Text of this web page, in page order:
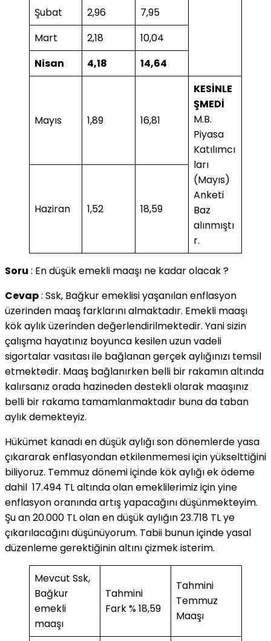
Şubat 2,96
7,95
Mart
2,18
10,04
Nisan
4,18 14,64
Mayıs 1,89 16,81
KESİNLE
ŞMEDİ
M.B.
Piyasa
Katılımcı
ları
(Mayıs)
Anketi
Baz
alınmıştı
r.
Haziran 1,52 18,59
Soru : En düşük emekli maaşı ne kadar olacak ?
Cevap: Ssk, Bağkur emeklisi yaşanılan enflasyon
üzerinden maaş farklarını almaktadır. Emekli maaşı
kök aylık üzerinden değerlendirilmektedir. Yani sizin
çalışma hayatınız boyunca kesilen uzun vadeli
sigortalar vasıtası ile bağlanan gerçek aylığınızı temsil
etmektedir. Maaş bağlanırken belli bir rakamın altında
kalırsanız orada hazineden destekli olarak maaşınız
belli bir rakama tamamlanmaktadır buna da taban
aylık demekteyiz.
Hükümet kanadı en düşük aylığı son dönemlerde yasa
çıkararak enflasyondan etkilenmemesi için yükselttiğini
biliyoruz. Temmuz dönemi içinde kök aylığı ek ödeme
dahil 17.494 TL altında olan emeklilerimiz için yine
enflasyon oranında artış yapacağını düşünmekteyim.
Şu an 20.000 TL olan en düşük aylığın 23.718 TL ye
çıkarılacağını düşünüyorum. Tabii bunun içinde yasal
düzenleme gerektiğinin altını çizmek isterim.
Mevcut Ssk,
Bağkur
emekli
maaşı
Tahmini
Fark % 18,59
Tahmini
Temmuz
Maaşı